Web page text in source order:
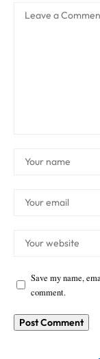
Save my name,
comment.